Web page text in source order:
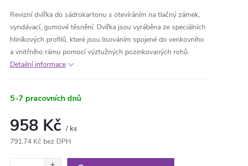
Revizní dvířka do sádrokartonu s otevíráním na tlačný zámek,
vyndávací, gumové těsnění. Dvířka jsou vyráběna ze speciálních
hliníkových profilů, které jsou lisováním spojené do venkovního
a vnitřního rámu pomocí výztužných pozinkovaných rohů.
Detailní informace
5-7 pracovních dnů
958 Kč / ks
791,74 Kč bez DPH